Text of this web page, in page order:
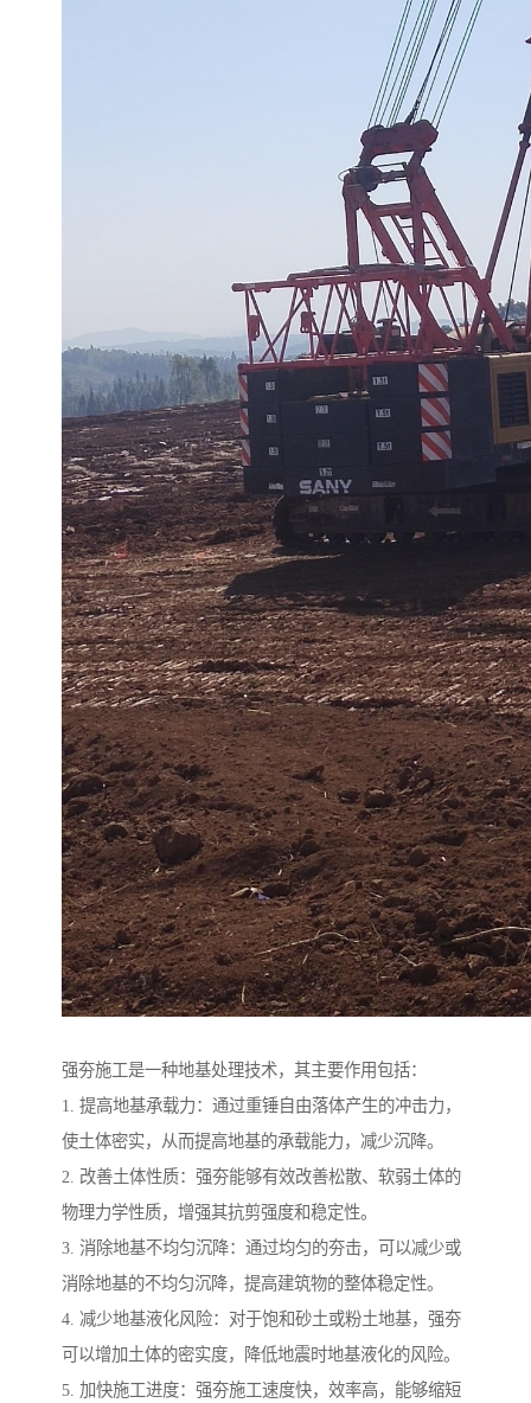
强夯施工是一种地基处理技术，其主要作用包括：
1. 提高地基承载力：通过重锤自由落体产生的冲击力，
使土体密实，从而提高地基的承载能力，减少沉降。
2. 改善土体性质：强夯能够有效改善松散、软弱土体的
物理力学性质，增强其抗剪强度和稳定性。
3. 消除地基不均匀沉降：通过均匀的夯击，可以减少或
消除地基的不均匀沉降，提高建筑物的整体稳定性。
4. 减少地基液化风险：对于饱和砂土或粉土地基，强夯
可以增加土体的密实度，降低地震时地基液化的风险。
5. 加快施工进度：强夯施工速度快，效率高，能够缩短